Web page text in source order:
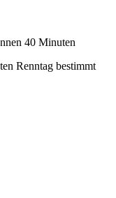
40 Minuten
Renntag bestimmt